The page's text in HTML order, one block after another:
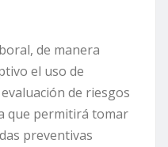
de manera
el uso de
de riesgos
que permitirá tomar
preventivas